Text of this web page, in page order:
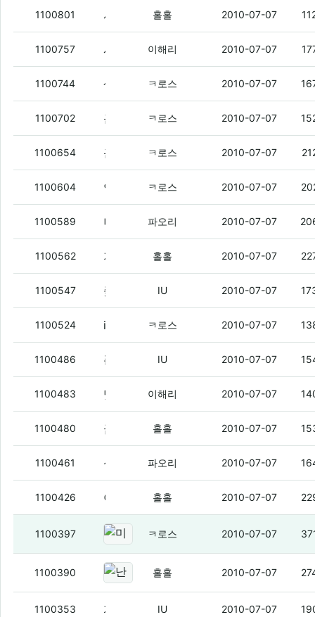
1100801 (1)
홀홀 2010-07-07
1100757 (9)
이해리 2010-07-07
1100744 (5)
ㅋ로스 2010-07-07
1100702 (9)
ㅋ로스 2010-07-07
1100654 ㅋ로스 2010-07-07
1100604 (5)
ㅋ로스 2010-07-07
1100589 파오리 2010-07-07
1100562 홀홀 2010-07-07
1100547 IU 2010-07-07
1100524 (2)
ㅋ로스 2010-07-07
1100486 IU 2010-07-07
1100483 이해리 2010-07-07
1100480 (7)
홀홀 2010-07-07
1100461 파오리 2010-07-07
1100426 홀홀 2010-07-07
1100397 미니벨로추천
ㅋ로스 2010-07-07
1100390 난 역시 형편에 맞게 살아야지. (3)
홀홀 2010-07-07
1100353 (1)
IU 2010-07-07